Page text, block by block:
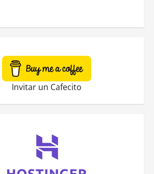
Invitar un Cafecito